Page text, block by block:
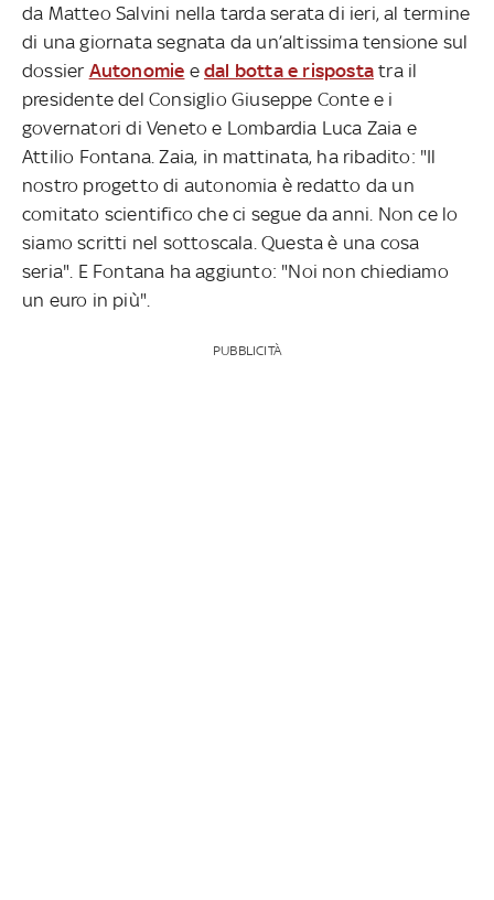
da Matteo Salvini nella tarda serata di ieri, al termine
di una giornata segnata da un’altissima tensione sul
dossier Autonomie edal botta e risposta tra il
presidente del Consiglio Giuseppe Conte e i
governatori di Veneto e Lombardia Luca Zaia e
Attilio Fontana. Zaia, in mattinata, ha ribadito: "Il
nostro progetto di autonomia è redatto da un
comitato scientifico che ci segue da anni. Non ce lo
siamo scritti nel sottoscala. Questa è una cosa
seria". E Fontana ha aggiunto: "Noi non chiediamo
un euro in più".
PUBBLICITÀ